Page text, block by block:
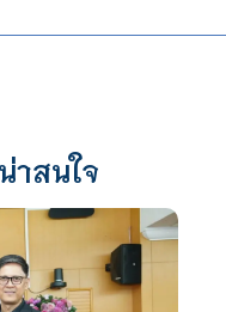
าสนใจ